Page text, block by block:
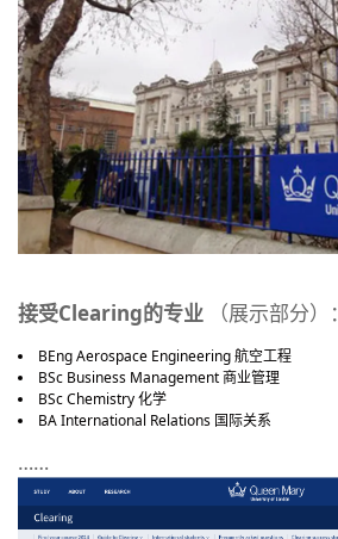
接受Clearing的专业 （展示部分）：
BEng Aerospace Engineering 航空工程
BSc Business Management 商业管理
BSc Chemistry 化学
BA International Relations 国际关系
……